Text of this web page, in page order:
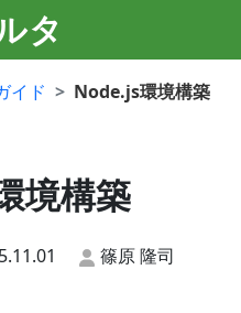
タ
イド Node.js環境構築
境構築
篠原 隆司